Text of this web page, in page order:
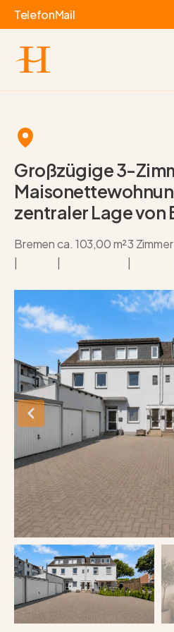
TelefonMail
Großzügige 3-
zentraler Lage von
Bremen ca. 103,00 m²3 Zimmer